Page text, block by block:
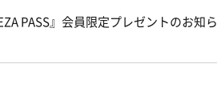
PASS』会員限定プレゼントのお知ら